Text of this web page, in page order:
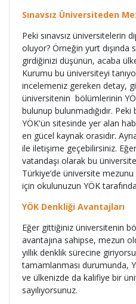
Sınavsız Üniversiteden
Peki sınavsız üniversitelerin
oluyor? Örneğin yurt dışında
girdiğinizi düşünün, acaba
Kurumu bu üniversiteyi
incelemeniz gereken detay,
üniversitenin bölümlerinin
bulunup bulunmadığıdır.
YÖK'ün sitesinde yer alan
en gücel kaynak orasıdır.
ile iletişime geçebilirsiniz.
vatandaşı olarak bu
Türkiye’de üniversite
için okulunuzun YÖK
YÖK Denkliği Avantajları
Eğer gittiğiniz üniversitenin
avantajına sahipse, mezun
yıllık denklik sürecine
tamamlanması durumunda,
ve ülkenizde da kalifiye bir
sayılıyorsunuz.